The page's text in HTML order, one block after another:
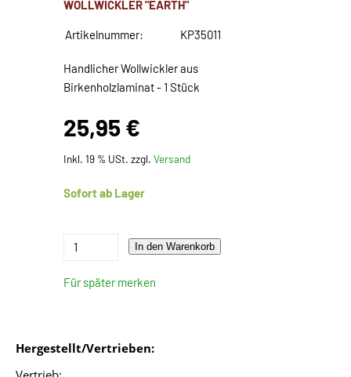
WOLLWICKLER "EARTH"
Artikelnummer: KP35011
Handlicher Wollwickler aus
Birkenholzlaminat - 1 Stück
25,95 €
Inkl. 19 % USt. zzgl.Versand
Sofort ab Lager
In den Warenkorb
Für später merken
Hergestellt/Vertrieben: